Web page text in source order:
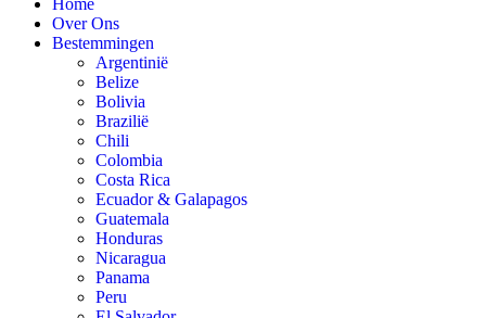
Home
Over Ons
Bestemmingen
Argentinië
Belize
Bolivia
Brazilië
Chili
Colombia
Costa Rica
Ecuador & Galapagos
Guatemala
Honduras
Nicaragua
Panama
Peru